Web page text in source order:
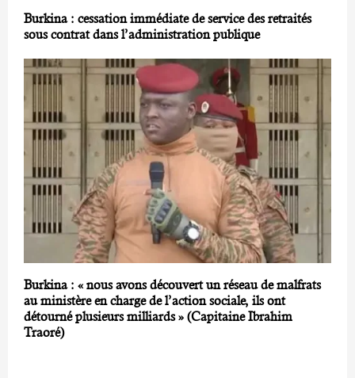
Burkina : cessation immédiate de service des retraités
sous contrat dans l’administration publique
Burkina : « nous avons découvert un réseau de malfrats
au ministère en charge de l’action sociale, ils ont
détourné plusieurs milliards » (Capitaine Ibrahim
Traoré)